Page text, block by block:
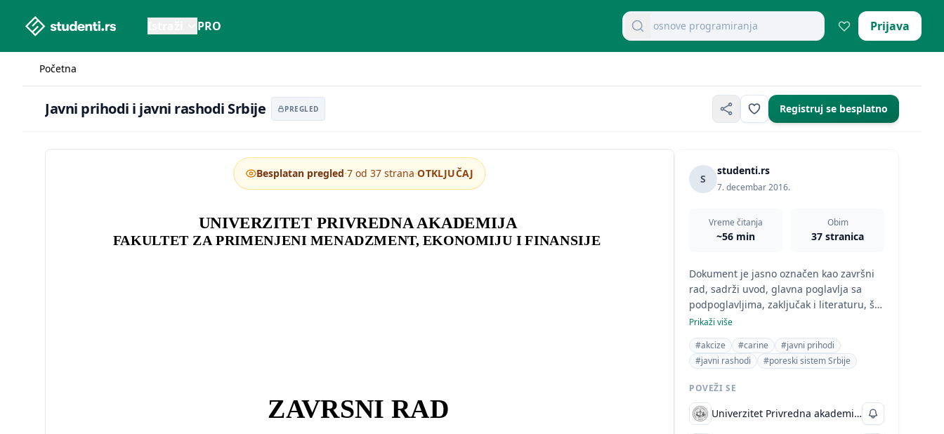
studenti.rs home page PRO Pretraži dokumente
mikroekonomija pitanja
Prijava
Početna
Javni prihodi i javni rashodi Srbije PREGLED Registruj se besplatno
UNIVERZITET PRIVREDNA AKADEMIJA
FAKULTET ZA PRIMENJENI MENADZMENT, EKONOMIJU I FINANSIJE
ZAVRSNI RAD
Besplatan pregled·7 od 37 strana·OTKLJUČAJ S
studenti.rs
7. decembar 2016.
Vreme čitanja
~56 min
Obim
37 stranica
Dokument je jasno označen kao završni
rad, sadrži uvod, glavna poglavlja sa
podpoglavljima, zaključak i literaturu, što
su karakteristike diplomskih/master
radova. Sadržaj se fokusira na
ekonomske aspekte javnih finansija
Srbije, što ga svrstava u oblast
Ekonomija.
Prikaži više
#akcize
#carine
#javni prihodi
#javni rashodi
#poreski sistem Srbije
POVEŽI SE
Univerzitet Privredna akademija